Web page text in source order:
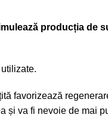
producția de
favorizează
va fi nevoie de mai